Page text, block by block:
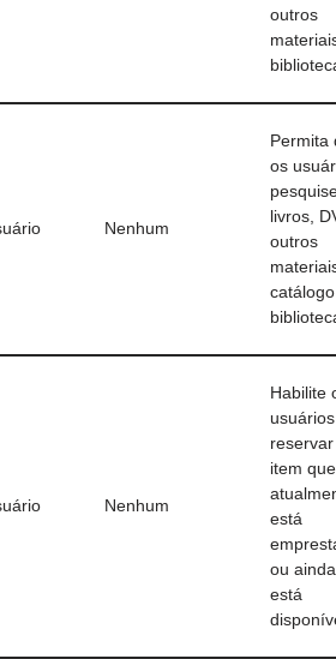
outros
Nenhum
Permita
os
livros,
outros
Nenhum
Habilite
item que
está
ou
está